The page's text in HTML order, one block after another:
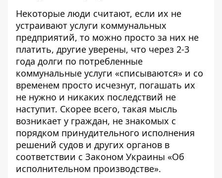
Некоторые люди считают, если их не
устраивают услуги коммунальных
предприятий, то можно просто за них не
платить, другие уверены, что через 2-3
года долги по потребленные
коммунальные услуги «списываются» и со
временем просто исчезнут, погашать их
не нужно и никаких последствий не
наступит. Скорее всего, такая мысль
возникает у граждан, не знакомых с
порядком принудительного исполнения
решений судов и других органов в
соответствии с Законом Украины «Об
исполнительном производстве».